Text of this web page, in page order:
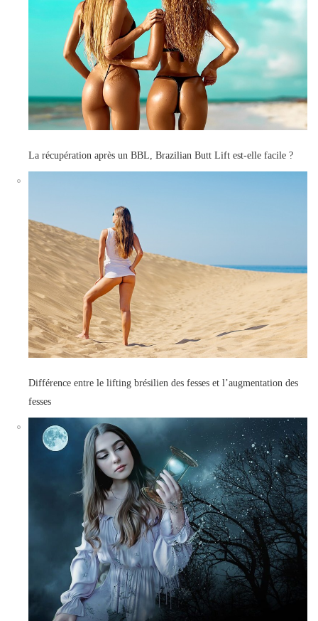
La récupération après un BBL, Brazilian Butt Lift est-elle facile ?
Différence entre le lifting brésilien des fesses et l’augmentation des
fesses